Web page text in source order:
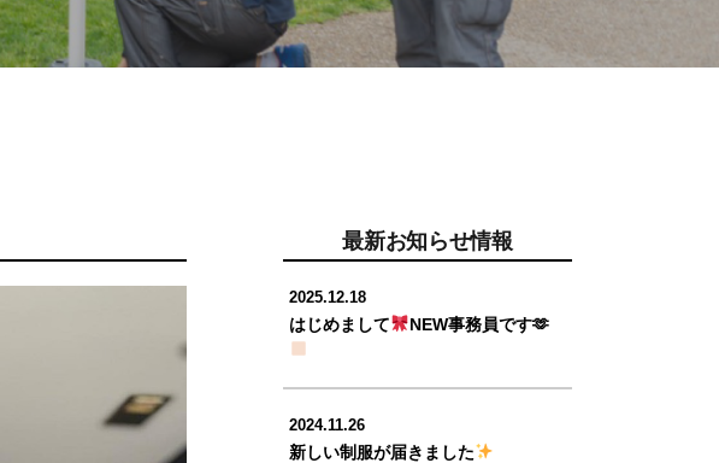
最新お知らせ情報
2025.12.18
はじめまして NEW事務員です🫶
2024.11.26
新しい制服が届きました